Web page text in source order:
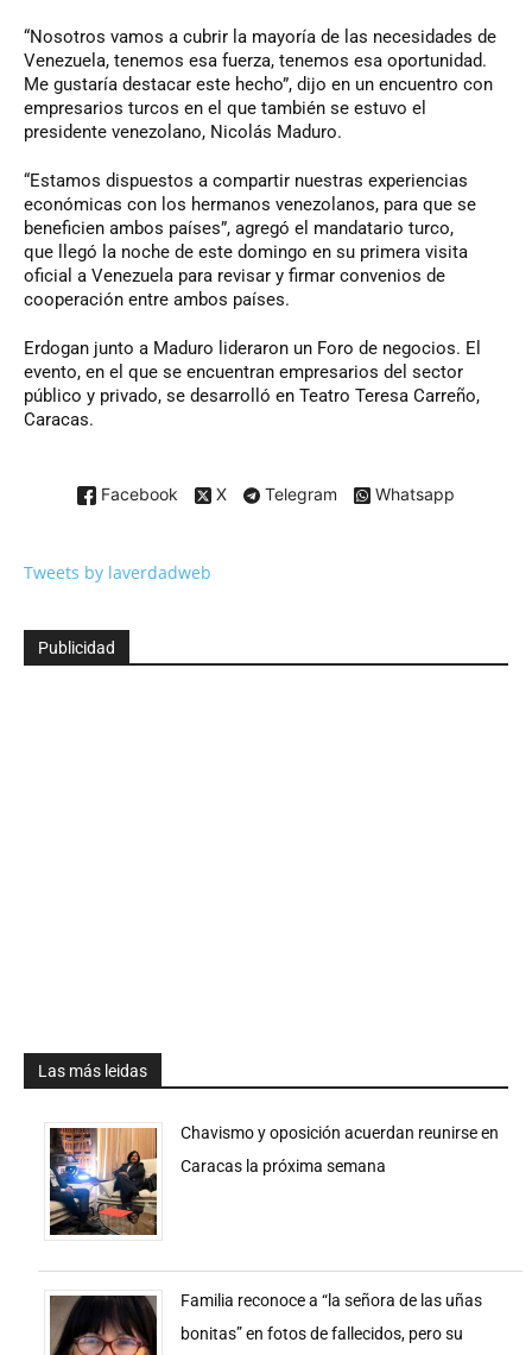
“Nosotros vamos a cubrir la mayoría de las necesidades de
Venezuela, tenemos esa fuerza, tenemos esa oportunidad.
Me gustaría destacar este hecho”, dijo en un encuentro con
empresarios turcos en el que también se estuvo el
presidente venezolano, Nicolás Maduro.
“Estamos dispuestos a compartir nuestras experiencias
económicas con los hermanos venezolanos, para que se
beneficien ambos países”, agregó el mandatario turco,
que llegó la noche de este domingo en su primera visita
oficial a Venezuela para revisar y firmar convenios de
cooperación entre ambos países.
Erdogan junto a Maduro lideraron un Foro de negocios. El
evento, en el que se encuentran empresarios del sector
público y privado, se desarrolló en Teatro Teresa Carreño,
Caracas.
Facebook X Telegram Whatsapp
Tweets by laverdadweb
Publicidad
Las más leidas
Chavismo y oposición acuerdan reunirse en
Caracas la próxima semana
Familia reconoce a “la señora de las uñas
bonitas” en fotos de fallecidos, pero su